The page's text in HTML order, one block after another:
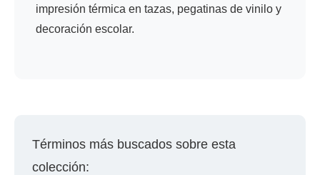
impresión térmica en tazas, pegatinas de vinilo y
decoración escolar.
Términos más buscados sobre esta
colección: